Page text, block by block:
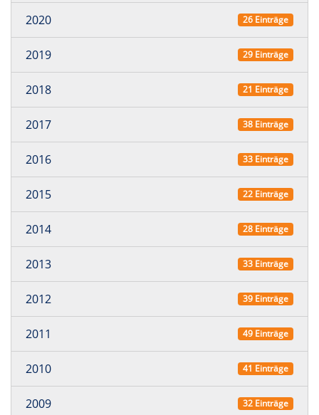
2020 26 Einträge
2019 29 Einträge
2018 21 Einträge
2017 38 Einträge
2016 33 Einträge
2015 22 Einträge
2014 28 Einträge
2013 33 Einträge
2012 39 Einträge
2011 49 Einträge
2010 41 Einträge
2009 32 Einträge